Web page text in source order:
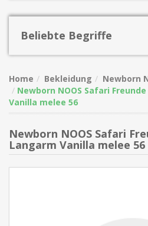
Beliebte Begriffe
Home Bekleidung
Newborn
Newborn NOOS Safari
Vanilla melee 56
Newborn NOOS Safari
Langarm Vanilla melee 56